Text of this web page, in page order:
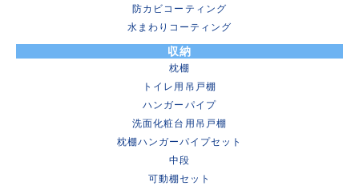
防カビコーティング
水まわりコーティング
収納
枕棚
トイレ用吊戸棚
ハンガーパイプ
洗面化粧台用吊戸棚
枕棚ハンガーパイプセット
中段
可動棚セット